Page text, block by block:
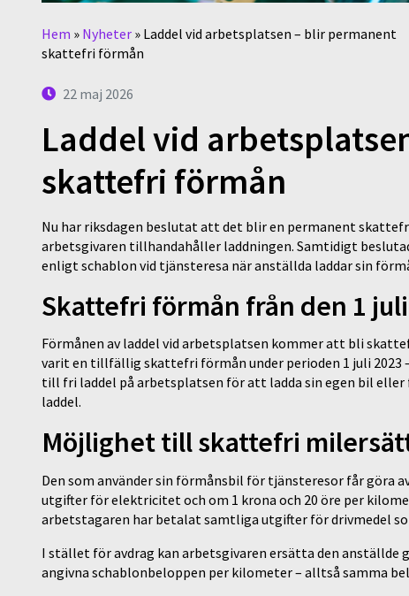
Hem » Nyheter » Laddel vid arbetsplatsen – blir permanent
skattefri förmån
22 maj 2026
Laddel vid
skattefri förmån
Nu har riksdagen beslutat att det blir en permanent
arbetsgivaren tillhandahåller laddningen. Samtidigt
enligt schablon vid tjänsteresa när anställda laddar sin
Skattefri förmån från den 1 juli
Förmånen av laddel vid arbetsplatsen kommer att bli
varit en tillfällig skattefri förmån under perioden 1 juli 2023
till fri laddel på arbetsplatsen för att ladda sin egen bil
laddel.
Möjlighet till skattefri
Den som använder sin förmånsbil för tjänsteresor får göra
utgifter för elektricitet och om 1 krona och 20 öre per
arbetstagaren har betalat samtliga utgifter för drivmedel
I stället för avdrag kan arbetsgivaren ersätta den
angivna schablonbeloppen per kilometer – alltså samma